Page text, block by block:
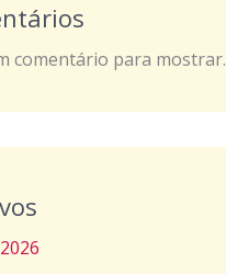
comentário para mostrar.